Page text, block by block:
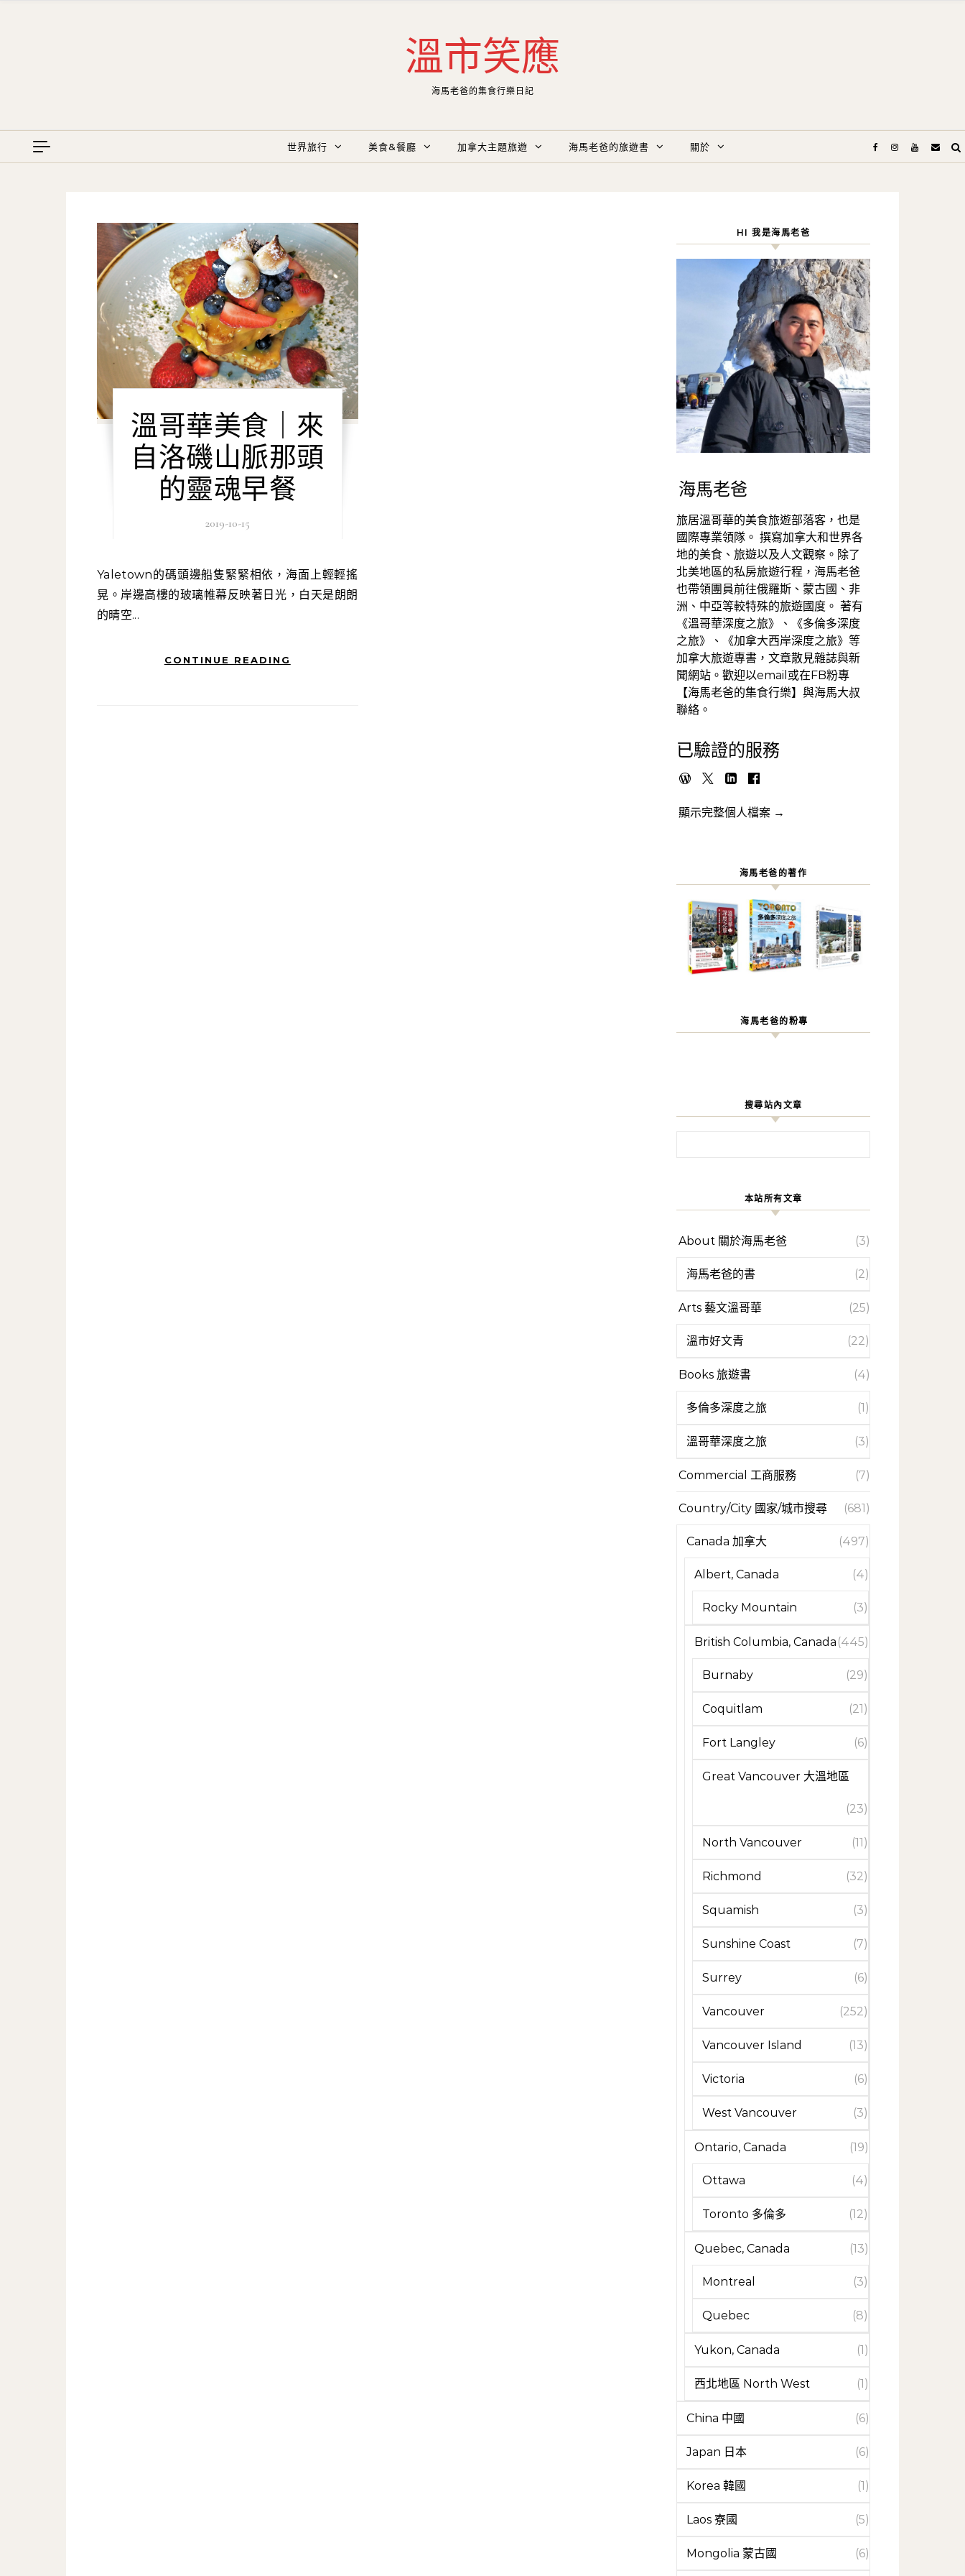
溫市笑應
海馬老爸的集食行樂日記
世界旅行 美食&餐廳 加拿大主題旅遊 海馬老爸的旅遊書 關於
溫哥華美食｜來
自洛磯山脈那頭
的靈魂早餐
2019-10-15
Yaletown的碼頭邊船隻緊緊相依，海面上輕輕搖
晃。岸邊高樓的玻璃帷幕反映著日光，白天是朗朗
的晴空...
CONTINUE READING
HI 我是海馬老爸
海馬老爸
旅居溫哥華的美食旅遊部落客，也是
國際專業領隊。 撰寫加拿大和世界各
地的美食、旅遊以及人文觀察。除了
北美地區的私房旅遊行程，海馬老爸
也帶領團員前往俄羅斯、蒙古國、非
洲、中亞等較特殊的旅遊國度。 著有
《溫哥華深度之旅》、《多倫多深度
之旅》、《加拿大西岸深度之旅》等
加拿大旅遊專書，文章散見雜誌與新
聞網站。歡迎以email或在FB粉專
【海馬老爸的集食行樂】與海馬大叔
聯絡。
已驗證的服務
顯示完整個人檔案 →
海馬老爸的著作
海馬老爸的粉專
搜尋站內文章
本站所有文章
About 關於海馬老爸 (3)
海馬老爸的書 (2)
Arts 藝文溫哥華 (25)
溫市好文青 (22)
Books 旅遊書 (4)
多倫多深度之旅 (1)
溫哥華深度之旅 (3)
Commercial 工商服務 (7)
Country/City 國家/城市搜尋 (681)
Canada 加拿大 (497)
Albert, Canada (4)
Rocky Mountain (3)
British Columbia, Canada (445)
Burnaby (29)
Coquitlam (21)
Fort Langley (6)
Great Vancouver 大溫地區
(23)
North Vancouver (11)
Richmond (32)
Squamish (3)
Sunshine Coast (7)
Surrey (6)
Vancouver (252)
Vancouver Island (13)
Victoria (6)
West Vancouver (3)
Ontario, Canada (19)
Ottawa (4)
Toronto 多倫多 (12)
Quebec, Canada (13)
Montreal (3)
Quebec (8)
Yukon, Canada (1)
西北地區 North West (1)
China 中國 (6)
Japan 日本 (6)
Korea 韓國 (1)
Laos 寮國 (5)
Mongolia 蒙古國 (6)